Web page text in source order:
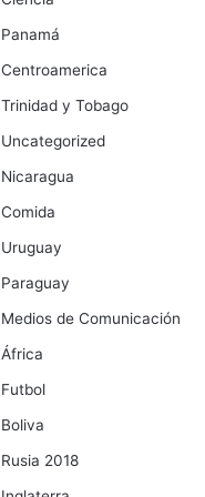
Panamá
Centroamerica
Trinidad y Tobago
Uncategorized
Nicaragua
Comida
Uruguay
Paraguay
Medios de Comunicación
África
Futbol
Boliva
Rusia 2018